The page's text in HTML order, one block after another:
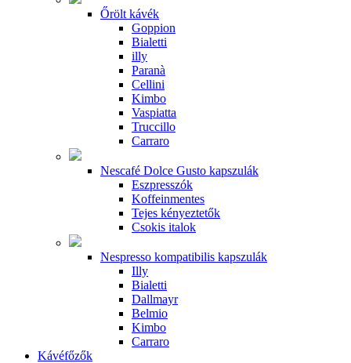
Őrölt kávék
Goppion
Bialetti
illy
Paranà
Cellini
Kimbo
Vaspiatta
Truccillo
Carraro
Nescafé Dolce Gusto kapszulák
Eszpresszók
Koffeinmentes
Tejes kényeztetők
Csokis italok
Nespresso kompatibilis kapszulák
Illy
Bialetti
Dallmayr
Belmio
Kimbo
Carraro
Kávéfőzők